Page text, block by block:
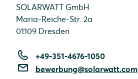
SOLARWATT GmbH
Maria-Reiche-Str. 2a
01109 Dresden
+49-351-4676-1050
bewerbung@solarwatt.com